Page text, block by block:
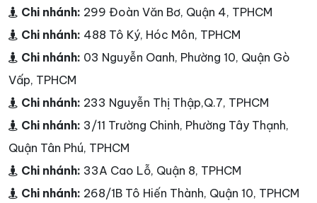
Chi nhánh: 299 Đoàn Văn Bơ, Quận 4, TPHCM
Chi nhánh: 488 Tô Ký, Hóc Môn, TPHCM
Chi nhánh: 03 Nguyễn Oanh, Phường 10, Quận Gò
Vấp, TPHCM
Chi nhánh: 233 Nguyễn Thị Thập,Q.7, TPHCM
Chi nhánh: 3/11 Trường Chinh, Phường Tây Thạnh,
Quận Tân Phú, TPHCM
Chi nhánh: 33A Cao Lỗ, Quận 8, TPHCM
Chi nhánh: 268/1B Tô Hiến Thành, Quận 10, TPHCM